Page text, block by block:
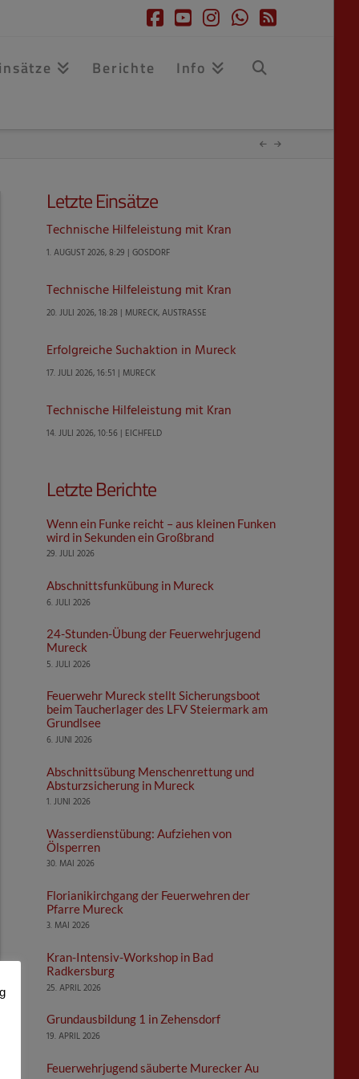
Facebook
YouTubeInstagram
Whatsapp
RSS
Berichte Info
Letzte Einsätze
Technische Hilfeleistung mit Kran
1. AUGUST 2026, 8:29 | GOSDORF
Technische Hilfeleistung mit Kran
20. JULI 2026, 18:28 | MURECK, AUSTRASSE
Erfolgreiche Suchaktion in Mureck
17. JULI 2026, 16:51 | MURECK
Technische Hilfeleistung mit Kran
14. JULI 2026, 10:56 | EICHFELD
Letzte Berichte
Wenn ein Funke reicht – aus kleinen Funken
wird in Sekunden ein Großbrand
29. JULI 2026
Abschnittsfunkübung in Mureck
6. JULI 2026
24-Stunden-Übung der Feuerwehrjugend
Mureck
5. JULI 2026
Feuerwehr Mureck stellt Sicherungsboot
beim Taucherlager des LFV Steiermark am
Grundlsee
6. JUNI 2026
Abschnittsübung Menschenrettung und
Absturzsicherung in Mureck
1. JUNI 2026
Wasserdienstübung: Aufziehen von
Ölsperren
30. MAI 2026
Florianikirchgang der Feuerwehren der
Pfarre Mureck
3. MAI 2026
Kran-Intensiv-Workshop in Bad
Radkersburg
25. APRIL 2026
Grundausbildung 1 in Zehensdorf
19. APRIL 2026
Feuerwehrjugend säuberte Murecker Au